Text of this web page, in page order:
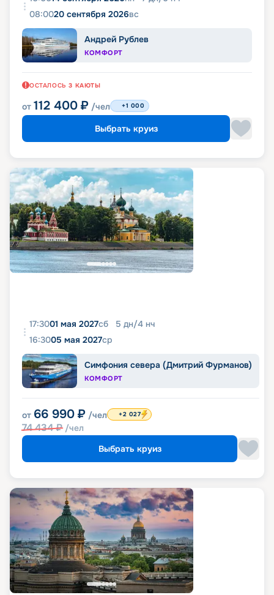
08:0020 сентября 2026вс
Андрей Рублев
КОМФОРТ
ОСТАЛОСЬ 3 КАЮТЫ
от 112 400 ₽ /чел +1 000
Выбрать круиз
17:3001 мая 2027сб 5 дн/4 нч
16:3005 мая 2027ср
Симфония севера (Дмитрий Фурманов)
КОМФОРТ
от 66 990 ₽ /чел
74 434₽ /чел
+2 027
Выбрать круиз